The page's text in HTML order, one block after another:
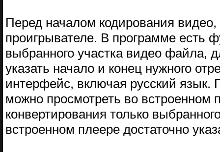
Перед началом кодирования
проигрывателе. В программе есть
выбранного участка видео файла,
указать начало и конец нужного
интерфейc, включая русский язык.
можно просмотреть во встроенном
конвертирования только
встроенном плеере достаточно